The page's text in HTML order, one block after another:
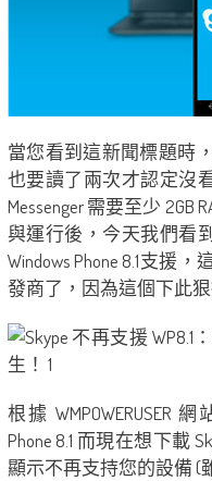
當您看到這新聞標題時
也要讀了兩次才認定沒
Messenger 需要至少 2GB
與運行後，今天我們看
Windows Phone 8.1支援
發商了，因為這個下此狠
根據 WMPOWERUSER
Phone 8.1 而現在想下載
顯示不再支持您的設備 (